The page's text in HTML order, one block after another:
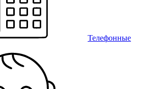
Телефонные